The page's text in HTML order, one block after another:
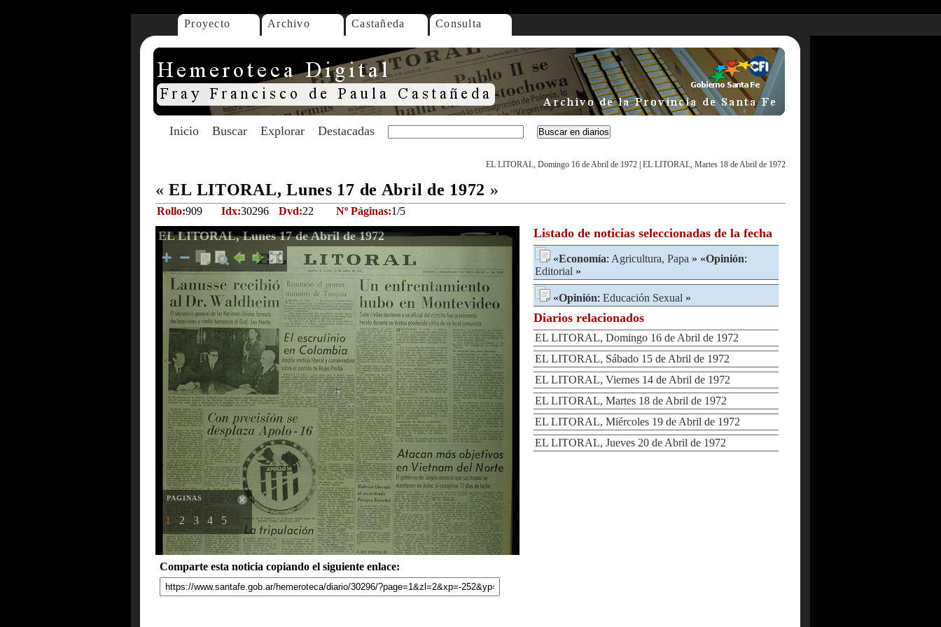
Proyecto Archivo Castañeda Consulta
Inicio Buscar Explorar Destacadas
EL LITORAL, Domingo 16 de Abril de 1972 EL LITORAL, Martes 18 de Abril de 1972
« EL LITORAL, Lunes 17 de Abril de 1972 »
Rollo:909 Idx:30296 Dvd:22 Nº Páginas:1/5
EL LITORAL, Lunes 17 de Abril de 1972
PAGINAS
1 2 3 4 5
Comparte esta noticia copiando el siguiente enlace:
Listado de noticias seleccionadas de la fecha
«Economía: Agricultura, Papa » «Opinión:
Editorial »
«Opinión: Educación Sexual »
Diarios relacionados
EL LITORAL, Domingo 16 de Abril de 1972
EL LITORAL, Sábado 15 de Abril de 1972
EL LITORAL, Viernes 14 de Abril de 1972
EL LITORAL, Martes 18 de Abril de 1972
EL LITORAL, Miércoles 19 de Abril de 1972
EL LITORAL, Jueves 20 de Abril de 1972